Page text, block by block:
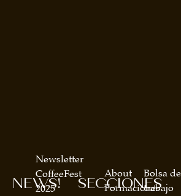
SECCIONES
About
Formaciones
Bolsa de
trabajo
NEWS!
Newsletter
CoffeeFest
2025